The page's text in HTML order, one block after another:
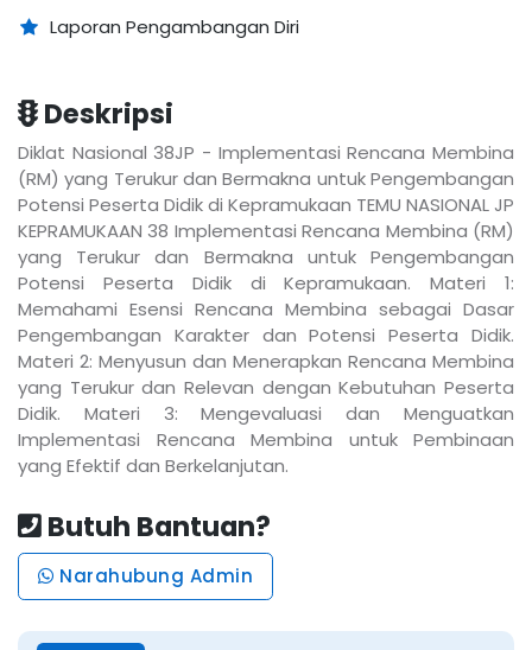
Laporan Pengambangan Diri
Deskripsi
Diklat Nasional 38JP - Implementasi Rencana Membina
(RM) yang Terukur dan Bermakna untuk Pengembangan
Potensi Peserta Didik di Kepramukaan TEMU NASIONAL JP
KEPRAMUKAAN 38 Implementasi Rencana Membina (RM)
yang Terukur dan Bermakna untuk Pengembangan
Potensi Peserta Didik di Kepramukaan. Materi 1:
Memahami Esensi Rencana Membina sebagai Dasar
Pengembangan Karakter dan Potensi Peserta Didik.
Materi 2: Menyusun dan Menerapkan Rencana Membina
yang Terukur dan Relevan dengan Kebutuhan Peserta
Didik. Materi 3: Mengevaluasi dan Menguatkan
Implementasi Rencana Membina untuk Pembinaan
yang Efektif dan Berkelanjutan.
Butuh Bantuan?
Narahubung Admin